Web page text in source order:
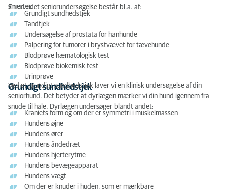
smerter.
En udvidet seniorundersøgelse består bl.a. af:
Grundigt sundhedstjek
Tandtjek
Undersøgelse af prostata for hanhunde
Palpering for tumorer i brystvævet for tævehunde
Blodprøve hæmatologisk test
Blodprøve biokemisk test
Urinprøve
Grundigt sundhedstjek
Ved et grundigt sundhedstjek laver vi en klinisk undersøgelse af din
seniorhund. Det betyder at dyrlægen mærker vi din hund igennem fra
snude til hale. Dyrlægen undersøger blandt andet:
Kraniets form og om der er symmetri i muskelmassen
Hundens øjne
Hundens ører
Hundens åndedræt
Hundens hjerterytme
Hundens bevægeapparat
Hundens vægt
Om der er knuder i huden, som er mærkbare